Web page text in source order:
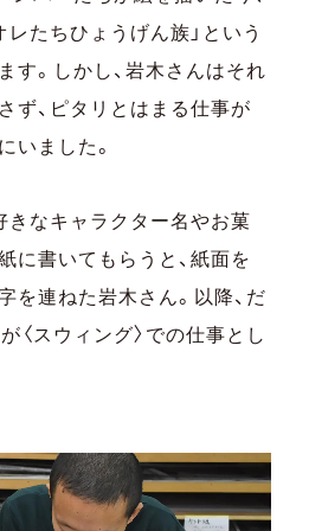
たちひょうげん族」という
す。しかし、岩木さんはそれ
ず、ピタリとはまる仕事が
いました。
きなキャラクター名やお菓
に書いてもらうと、紙面を
を連ねた岩木さん。以降、だ
〈スウィング〉での仕事とし